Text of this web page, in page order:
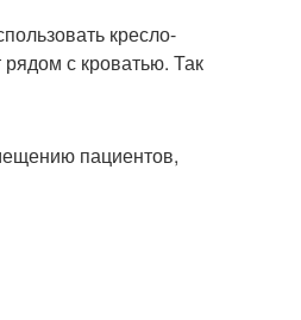
кресло-
с кроватью. Так
пациентов,